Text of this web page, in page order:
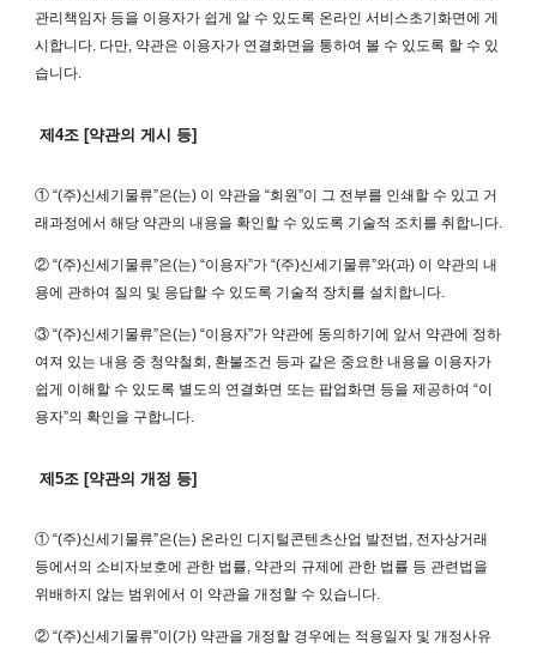
관리책임자 등을 이용자가 쉽게 알 수 있도록 온라인 서비스초기화면에 게
시합니다. 다만, 약관은 이용자가 연결화면을 통하여 볼 수 있도록 할 수 있
습니다.
제4조 [약관의 게시 등]
① “(주)신세기물류”은(는) 이 약관을 “회원”이 그 전부를 인쇄할 수 있고 거
래과정에서 해당 약관의 내용을 확인할 수 있도록 기술적 조치를 취합니다.
② “(주)신세기물류”은(는) “이용자”가 “(주)신세기물류”와(과) 이 약관의 내
용에 관하여 질의 및 응답할 수 있도록 기술적 장치를 설치합니다.
③ “(주)신세기물류”은(는) “이용자”가 약관에 동의하기에 앞서 약관에 정하
여져 있는 내용 중 청약철회, 환불조건 등과 같은 중요한 내용을 이용자가
쉽게 이해할 수 있도록 별도의 연결화면 또는 팝업화면 등을 제공하여 “이
용자”의 확인을 구합니다.
제5조 [약관의 개정 등]
① “(주)신세기물류”은(는) 온라인 디지털콘텐츠산업 발전법, 전자상거래
등에서의 소비자보호에 관한 법률, 약관의 규제에 관한 법률 등 관련법을
위배하지 않는 범위에서 이 약관을 개정할 수 있습니다.
② “(주)신세기물류”이(가) 약관을 개정할 경우에는 적용일자 및 개정사유